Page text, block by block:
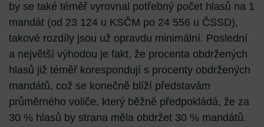
by se také téměř vyrovnal potřebný počet hlasů na 1
mandát (od 23 124 u KSČM po 24 556 u ČSSD),
takové rozdíly jsou už opravdu minimální. Poslední
a největší výhodou je fakt, že procenta obdržených
hlasů již téměř korespondují s procenty obdržených
mandátů, což se konečně blíží představám
průměrného voliče, který běžně předpokládá, že za
30 % hlasů by strana měla obdržet 30 % mandátů.